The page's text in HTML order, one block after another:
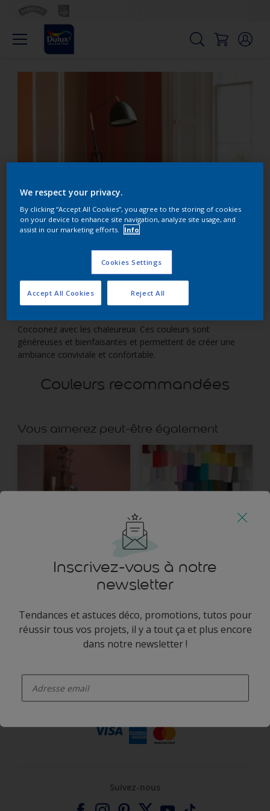
Chaleureux
Cocoonez avec les chaleureux. Ces couleurs sont
généreuses et bienfaisantes et permettent de créer une
ambiance conviviale et confortable.
Couleurs recommandées
Vous aimerez peut-être également
Inscrivez-vous à notre
newsletter
Tendances et astuces déco, promotions, tutos pour
réussir tous vos projets, il y a tout ça et plus encore
dans notre newsletter !
Suivez-nous
We respect your privacy.
By clicking “Accept All Cookies”, you agree to the storing of cookies
on your device to enhance site navigation, analyze site usage, and
assist in our marketing efforts.
Info
Cookies Settings
Reject All
Accept All Cookies